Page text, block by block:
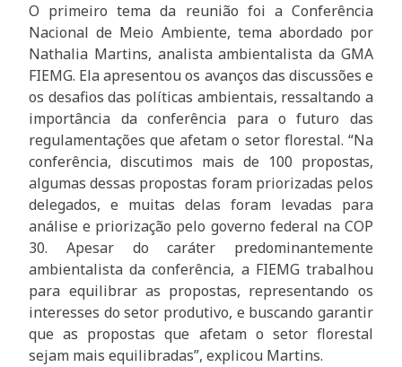
O primeiro tema da reunião foi a Conferência
Nacional de Meio Ambiente, tema abordado por
Nathalia Martins, analista ambientalista da GMA
FIEMG. Ela apresentou os avanços das discussões e
os desafios das políticas ambientais, ressaltando a
importância da conferência para o futuro das
regulamentações que afetam o setor florestal. “Na
conferência, discutimos mais de 100 propostas,
algumas dessas propostas foram priorizadas pelos
delegados, e muitas delas foram levadas para
análise e priorização pelo governo federal na COP
30. Apesar do caráter predominantemente
ambientalista da conferência, a FIEMG trabalhou
para equilibrar as propostas, representando os
interesses do setor produtivo, e buscando garantir
que as propostas que afetam o setor florestal
sejam mais equilibradas”, explicou Martins.